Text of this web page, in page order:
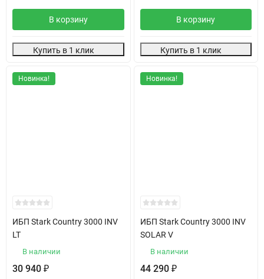
В корзину
Купить в 1 клик
В корзину
Купить в 1 клик
Новинка!
ИБП Stark Country 3000 INV
LT
В наличии
30 940 ₽
Новинка!
ИБП Stark Country 3000 INV
SOLAR V
В наличии
44 290 ₽